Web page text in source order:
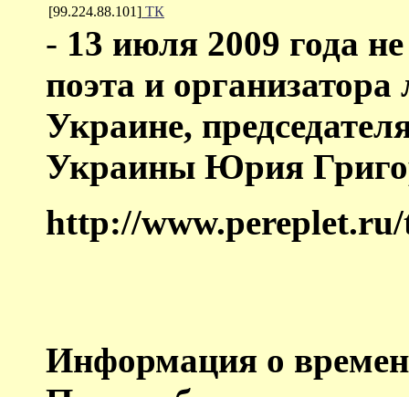
[99.224.88.101] ТК
- 13 июля 2009 года
поэта и организатора
Украине,
Украины Юрия
http://
Информация о